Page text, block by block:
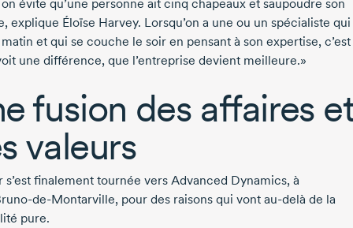
évite qu’une personne ait cinq chapeaux et saupoudre son
explique Éloïse Harvey. Lorsqu’on a une ou un spécialiste qui
et qui se couche le soir en pensant à son expertise, c’est
une différence, que l’entreprise devient meilleure.»
fusion des affaires
valeurs
finalement tournée vers Advanced Dynamics, à
de-Montarville, pour des raisons qui vont au-delà de la
pure.